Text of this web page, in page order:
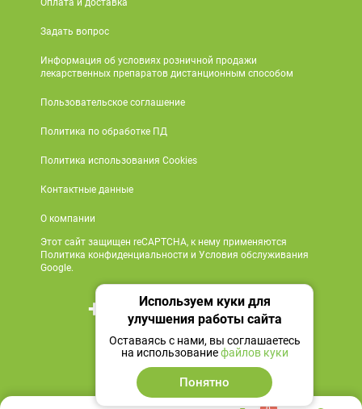
Оплата и доставка
Задать вопрос
Информация об условиях розничной продажи
лекарственных препаратов дистанционным способом
Пользовательское соглашение
Политика по обработке ПД
Политика использования Cookies
Контактные данные
О компании
Этот сайт защищен reCAPTCHA, к нему применяются
Политика конфиденциальности и Условия обслуживания
Google.
+7 495 419 18 18
Мы в социальных сетях
Используем куки для
улучшения работы сайта
Оставаясь с нами, вы соглашаетесь
на использованиефайлов куки
Понятно